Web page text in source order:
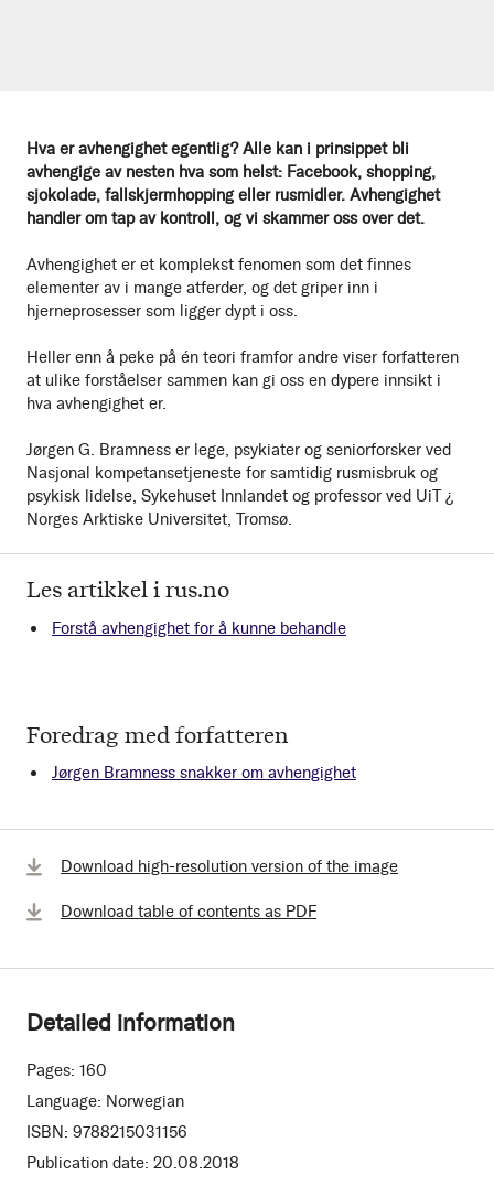
Les artikkel i rus.no
Forstå avhengighet for å kunne behandle
Foredrag med forfatteren
Jørgen Bramness snakker om avhengighet
Hva er avhengighet egentlig? Alle kan i prinsippet bli
avhengige av nesten hva som helst: Facebook, shopping,
sjokolade, fallskjermhopping eller rusmidler. Avhengighet
handler om tap av kontroll, og vi skammer oss over det.
Avhengighet er et komplekst fenomen som det finnes
elementer av i mange atferder, og det griper inn i
hjerneprosesser som ligger dypt i oss.
Heller enn å peke på én teori framfor andre viser forfatteren
at ulike forståelser sammen kan gi oss en dypere innsikt i
hva avhengighet er.
Jørgen G. Bramness er lege, psykiater og seniorforsker ved
Nasjonal kompetansetjeneste for samtidig rusmisbruk og
psykisk lidelse, Sykehuset Innlandet og professor ved UiT ¿
Norges Arktiske Universitet, Tromsø.
Download high-resolution version of the image
Download table of contents as PDF
Detailed information
Pages: 160
Language: Norwegian
ISBN: 9788215031156
Publication date: 20.08.2018